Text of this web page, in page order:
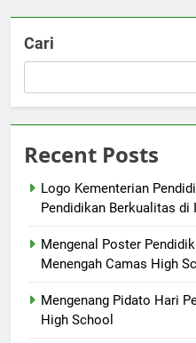
Cari
Recent Posts
Logo Kementerian
Pendidikan Berkualitas di
Mengenal Poster
Menengah Camas High
Mengenang Pidato Hari
High School